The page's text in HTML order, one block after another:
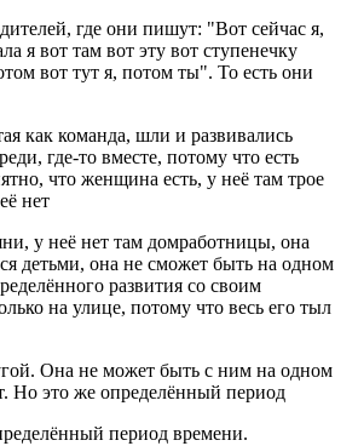
где они пишут: "Вот сейчас я,
я вот там вот эту вот ступенечку
вот тут я, потом ты". То есть они
как команда, шли и развивались
где-то вместе, потому что есть
что женщина есть, у неё там трое
нет
у неё нет там домработницы, она
детьми, она не сможет быть на одном
развития со своим
на улице, потому что весь его тыл
Она не может быть с ним на одном
Но это же определённый период
период времени.